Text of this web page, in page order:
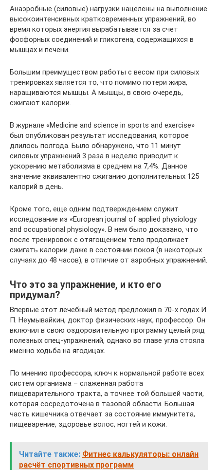
Анаэробные (силовые) нагрузки нацелены на выполнение
высокоинтенсивных кратковременных упражнений, во
время которых энергия вырабатывается за счет
фосфорных соединений и гликогена, содержащихся в
мышцах и печени.
Большим преимуществом работы с весом при силовых
тренировках является то, что помимо потери жира,
наращиваются мышцы. А мышцы, в свою очередь,
сжигают калории.
В журнале «Medicine and science in sports and exercise»
был опубликован результат исследования, которое
длилось полгода. Было обнаружено, что 11 минут
силовых упражнений 3 раза в неделю приводит к
ускорению метаболизма в среднем на 7,4%. Данное
значение эквивалентно сжиганию дополнительных 125
калорий в день.
Кроме того, еще одним подтверждением служит
исследование из «European journal of applied physiology
and occupational physiology». В нем было доказано, что
после тренировок с отягощением тело продолжает
сжигать калории даже в состоянии покоя (в некоторых
случаях до 48 часов), в отличие от аэробных упражнений.
Что это за упражнение, и кто его
придумал?
Впервые этот лечебный метод предложил в 70-х годах И.
П. Неумывайкин, доктор физических наук, профессор. Он
включил в свою оздоровительную программу целый ряд
полезных спец-упражнений, однако во главе угла стояла
именно ходьба на ягодицах.
По мнению профессора, ключ к нормальной работе всех
систем организма – слаженная работа
пищеварительного тракта, а точнее той большей части,
которая сосредоточена в тазовой области. Большая
часть кишечника отвечает за состояние иммунитета,
пищеварение, здоровье волос, ногтей и кожи.
Читайте также: Фитнес калькуляторы: онлайн
расчёт спортивных программ